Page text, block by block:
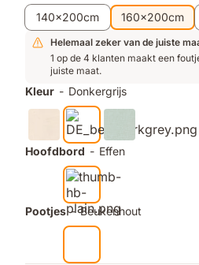
producten
140x200cm
160x200cm
Helemaal zeker van de juiste
1 op de 4 klanten maakt een
juiste maat.
Kleur - Donkergrijs
Hoofdbord - Effen
Pootjes - Beukenhout